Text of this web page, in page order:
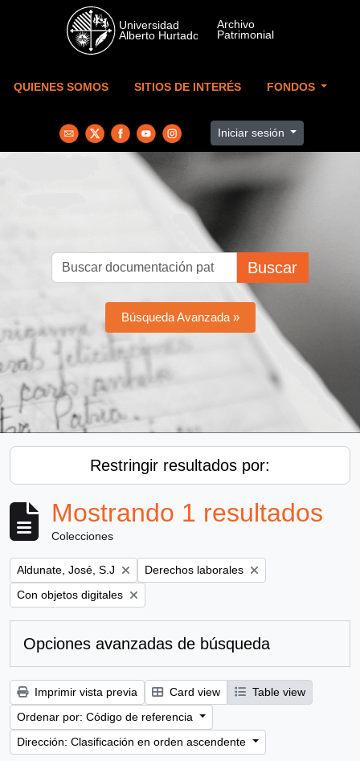
Skip to main content
QUIENES SOMOS SITIOS DE INTERÉS FONDOS
Iniciar sesión
Buscar
Búsqueda Avanzada »
Restringir resultados por:
Mostrando 1 resultados
Colecciones
Remove filter:
Aldunate, José, S.J Remove filter:
Derechos laborales
Remove filter:
Con objetos digitales
Opciones avanzadas de búsqueda
Imprimir vista previa Card view
Table view
Ordenar por: Código de referencia
Dirección: Clasificación en orden ascendente